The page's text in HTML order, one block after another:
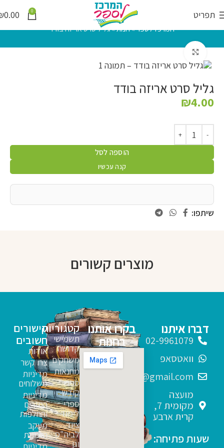
תפריט 0
0.00
המרכז לספר»חנות»גליל סרט אריזה בודד
גליל סרט אריזה בודד
₪4.00
הוספה לסל
קנה עכשיו
שיתפו:
מוצרים קשורים
קטגוריות
תשמישי
קדושה
משחקים
מחנאות
ספרי
קודש
ספרי
לימוד
ציוד
לביה"ס
וגן
קישורים
חשובים
אודות
צרו קשר
מדיניות
משלוחים
מדיניות
החזרים
והחלפות
מעקב
הזמנות
דברו איתנו
02-9961079
וואטסאפ
sfarim.k4@gmail.com
מועצה
מקומית 7,
קרית ארבע
שעות פתיחה:
בקרו אותנו
בחנות